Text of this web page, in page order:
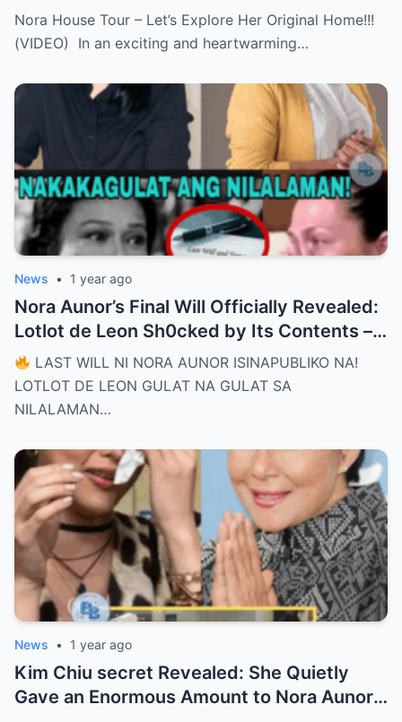
Untold Memories Finally Revealed!
(VIDEO)
Nora House Tour – Let’s Explore Her Original Home!!!
(VIDEO) In an exciting and heartwarming…
News • 1 year ago
Nora Aunor’s Final Will Officially Revealed:
Lotlot de Leon Sh0cked by Its Contents –
What Did She See That Left Her
Completely Speechless?
LAST WILL NI NORA AUNOR ISINAPUBLIKO NA!
LOTLOT DE LEON GULAT NA GULAT SA
NILALAMAN…
News • 1 year ago
Kim Chiu secret Revealed: She Quietly
Gave an Enormous Amount to Nora Aunor